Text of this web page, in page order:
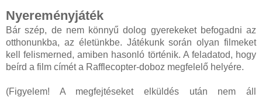
Nyereményjáték
Bár szép, de nem könnyű dolog gyerekeket befogadni az
otthonunkba, az életünkbe. Játékunk során olyan filmeket
kell felismerned, amiben hasonló történik. A feladatod, hogy
beírd a film címét a Rafflecopter-doboz megfelelő helyére.
(Figyelem! A megfejtéseket elküldés után nem áll